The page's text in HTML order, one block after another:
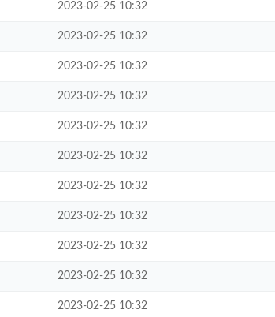
2023-02-25 10:32
2023-02-25 10:32
2023-02-25 10:32
2023-02-25 10:32
2023-02-25 10:32
2023-02-25 10:32
2023-02-25 10:32
2023-02-25 10:32
2023-02-25 10:32
2023-02-25 10:32
2023-02-25 10:32